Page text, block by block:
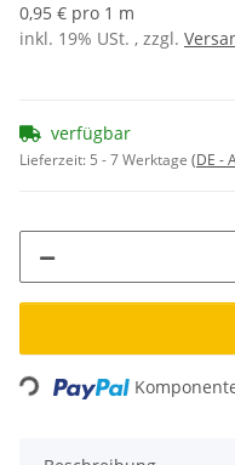
0,95 € pro 1 m
inkl. 19% USt. , zzgl.
verfügbar
Lieferzeit: 5 - 7 Werktage (DE -
Loading...